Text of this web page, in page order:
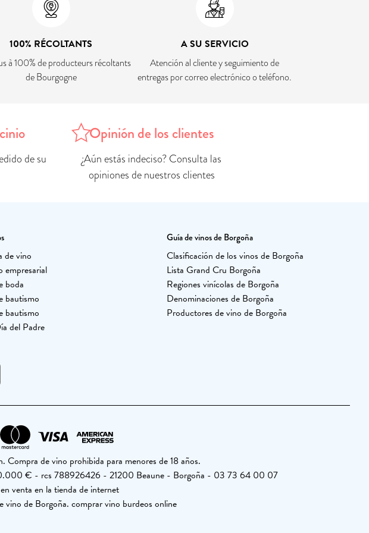
100% RÉCOLTANTS
à 100% de producteurs récoltants
de Bourgogne
A SU SERVICIO
Atención al cliente y seguimiento de
entregas por correo electrónico o teléfono.
de su
Opinión de los clientes
¿Aún estás indeciso? Consulta las
opiniones de nuestros clientes
de vino
empresarial
boda
bautismo
bautismo
del Padre
Guía de vinos de Borgoña
Clasificación de los vinos de Borgoña
Lista Grand Cru Borgoña
Regiones vinícolas de Borgoña
Denominaciones de Borgoña
Productores de vino de Borgoña
Compra de vino prohibida para menores de 18 años.
€ - rcs 788926426 - 21200 Beaune - Borgoña - 03 73 64 00 07
venta en la tienda de internet
vino de Borgoña. comprar vino burdeos online